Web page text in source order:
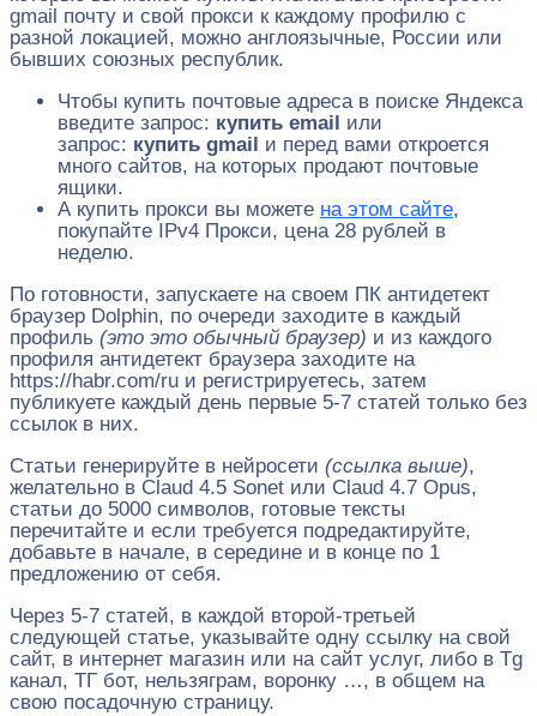
gmail почту и свой прокси к каждому профилю с
разной локацией, можно англоязычные, России или
бывших союзных республик.
Чтобы купить почтовые адреса в поиске Яндекса
введите запрос: купить email или
запрос: купить gmail
и перед вами откроется
много сайтов, на которых продают почтовые
ящики.
А купить прокси вы можете на этом сайте,
покупайте IPv4 Прокси, цена 28 рублей в
неделю.
По готовности, запускаете на своем ПК антидетект
браузер Dolphin, по очереди заходите в каждый
профиль (это это обычный браузер) и из каждого
профиля антидетект браузера заходите на
https://habr.com/ru и регистрируетесь, затем
публикуете каждый день первые 5-7 статей только без
ссылок в них.
Статьи генерируйте в нейросети (ссылка выше),
желательно в Claud 4.5 Sonet или Claud 4.7 Opus,
статьи до 5000 символов, готовые тексты
перечитайте и если требуется подредактируйте,
добавьте в начале, в середине и в конце по 1
предложению от себя.
Через 5-7 статей, в каждой второй-третьей
следующей статье, указывайте одну ссылку на свой
сайт, в интернет магазин или на сайт услуг, либо в Tg
канал, ТГ бот, нельзяграм, воронку …, в общем на
свою посадочную страницу.